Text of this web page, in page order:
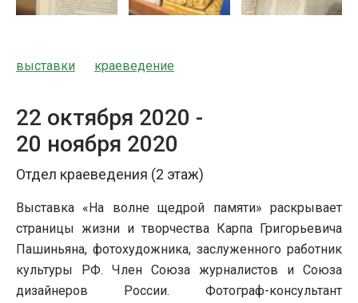
выставки краеведение
22 октября 2020 -
20 ноября 2020
Отдел краеведения (2 этаж)
Выставка «На волне щедрой памяти» раскрывает
страницы жизни и творчества Карпа Григорьевича
Пашиньяна, фотохудожника, заслуженного работник
культуры РФ. Член Союза журналистов и Союза
дизайнеров России. Фотограф-консультант